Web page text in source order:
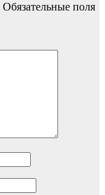
Обязательные поля